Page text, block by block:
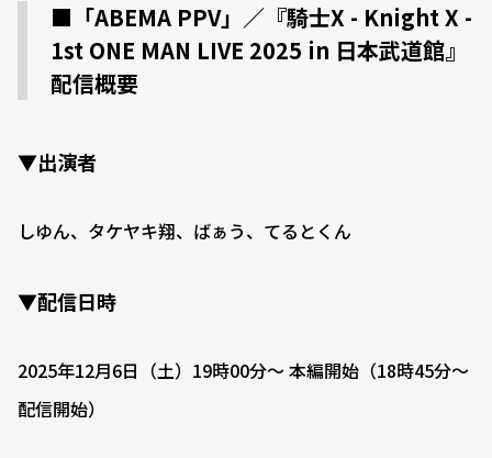
■「ABEMA PPV」／『騎士X - Knight X -
1st ONE MAN LIVE 2025 in 日本武道館』
配信概要
▼出演者
しゆん、タケヤキ翔、ばぁう、てるとくん
▼配信日時
2025年12月6日（土）19時00分〜 本編開始（18時45分〜
配信開始）